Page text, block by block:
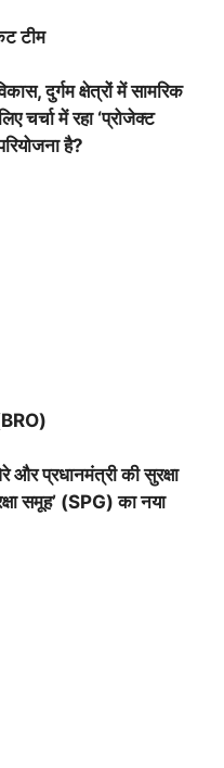
टीम
दुर्गम क्षेत्रों में सामरिक
चर्चा में रहा ‘प्रोजेक्ट
है?
और प्रधानमंत्री की सुरक्षा
समूह’ (SPG) का नया